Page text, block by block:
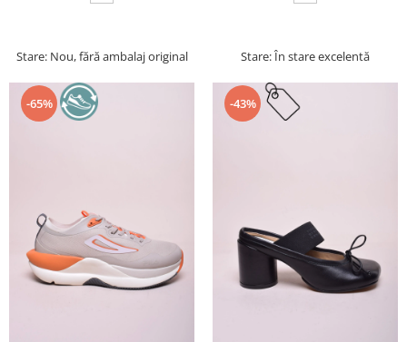
Stare: Nou, fără ambalaj original Stare: În stare excelentă
-65% -43%